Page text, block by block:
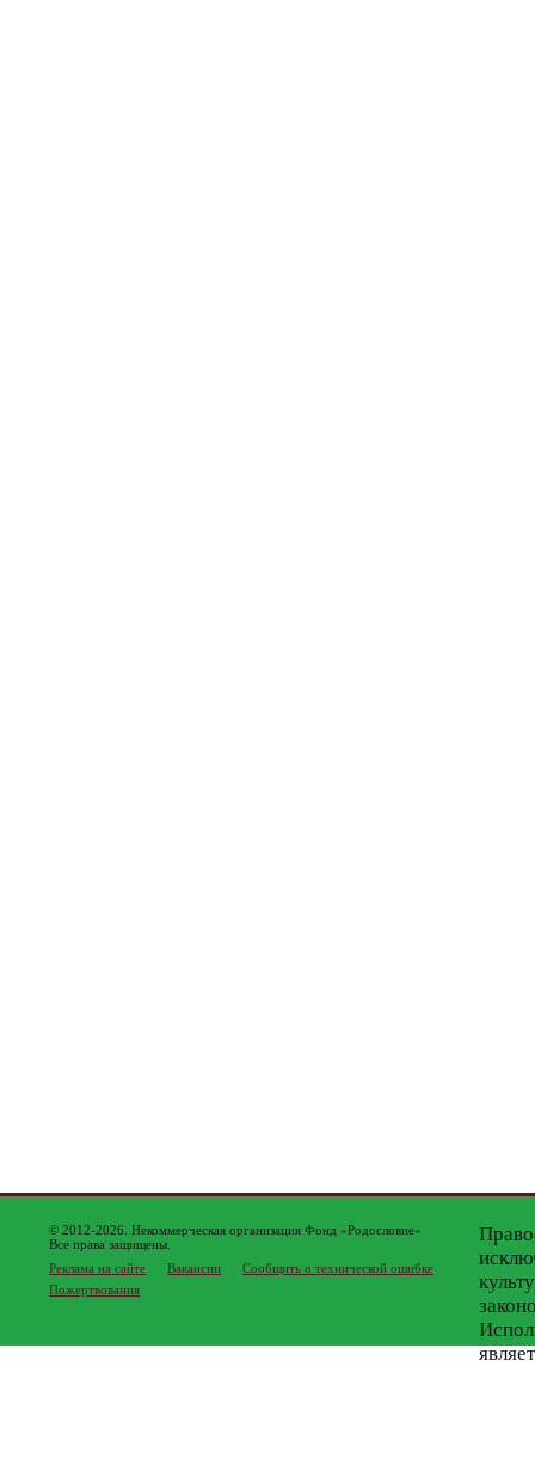
© 2012-2026. Некоммерческая организация Фонд «Родословие»
Все права защищены.
Реклама на сайте
Вакансии
Сообщить о технической ошибке
Пожертвования